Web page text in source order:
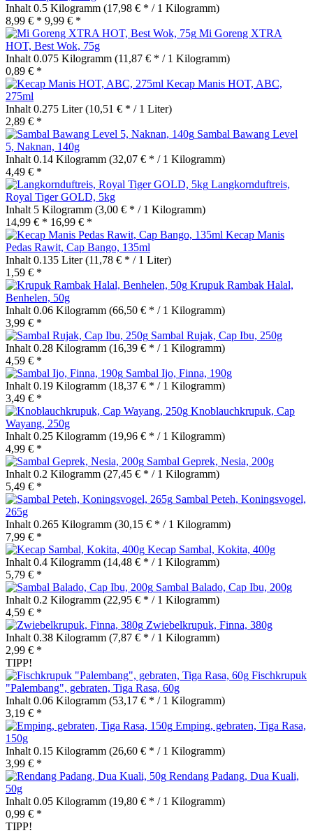
Inhalt 0.5 Kilogramm (17,98 € * / 1 Kilogramm)
8,99 € * 9,99 € *
Mi Goreng XTRA
HOT, Best Wok, 75g
Inhalt 0.075 Kilogramm (11,87 € * / 1 Kilogramm)
0,89 € *
Kecap Manis HOT, ABC,
275ml
Inhalt 0.275 Liter(10,51 € * / 1 Liter)
2,89 € *
Sambal Bawang Level
5, Naknan, 140g
Inhalt 0.14 Kilogramm (32,07 € * / 1 Kilogramm)
4,49 € *
Langkornduftreis,
Royal Tiger GOLD, 5kg
Inhalt 5 Kilogramm (3,00 € * / 1 Kilogramm)
14,99 € * 16,99 € *
Kecap Manis
Pedas Rawit, Cap Bango, 135ml
Inhalt 0.135 Liter(11,78 € * / 1 Liter)
1,59 € *
Krupuk Rambak Halal,
Benhelen, 50g
Inhalt 0.06 Kilogramm (66,50 € * / 1 Kilogramm)
3,99 € *
Sambal Rujak, Cap Ibu, 250g
Inhalt 0.28 Kilogramm (16,39 € * / 1 Kilogramm)
4,59 € *
Sambal Ijo, Finna, 190g
Inhalt 0.19 Kilogramm (18,37 € * / 1 Kilogramm)
3,49 € *
Knoblauchkrupuk, Cap
Wayang, 250g
Inhalt 0.25 Kilogramm (19,96 € * / 1 Kilogramm)
4,99 € *
Sambal Geprek, Nesia, 200g
Inhalt 0.2 Kilogramm (27,45 € * / 1 Kilogramm)
5,49 € *
Sambal Peteh, Koningsvogel,
265g
Inhalt 0.265 Kilogramm (30,15 € * / 1 Kilogramm)
7,99 € *
Kecap Sambal, Kokita, 400g
Inhalt 0.4 Kilogramm (14,48 € * / 1 Kilogramm)
5,79 € *
Sambal Balado, Cap Ibu, 200g
Inhalt 0.2 Kilogramm (22,95 € * / 1 Kilogramm)
4,59 € *
Zwiebelkrupuk, Finna, 380g
Inhalt 0.38 Kilogramm (7,87 € * / 1 Kilogramm)
2,99 € *
TIPP!
Fischkrupuk
"Palembang", gebraten, Tiga Rasa, 60g
Inhalt 0.06 Kilogramm (53,17 € * / 1 Kilogramm)
3,19 € *
Emping, gebraten, Tiga Rasa,
150g
Inhalt 0.15 Kilogramm (26,60 € * / 1 Kilogramm)
3,99 € *
Rendang Padang, Dua Kuali,
50g
Inhalt 0.05 Kilogramm (19,80 € * / 1 Kilogramm)
0,99 € *
TIPP!